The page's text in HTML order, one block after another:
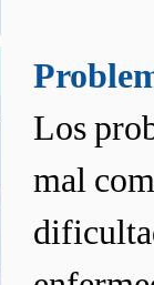
Los
mal